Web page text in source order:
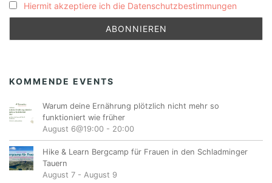
Hiermit akzeptiere ich die Datenschutzbestimmungen
KOMMENDE EVENTS
Warum deine Ernährung plötzlich nicht mehr so
funktioniert wie früher
August 6@19:00 - 20:00
Hike & Learn Bergcamp für Frauen in den Schladminger
Tauern
August 7 - August 9